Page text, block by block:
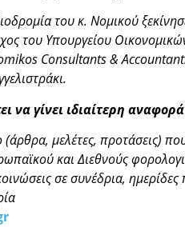
του κ. Νομικού
του Υπουργείου
Consultants &
να γίνει ιδιαίτερη
μελέτες, προτάσεις)
και Διεθνούς
σε συνέδρια,